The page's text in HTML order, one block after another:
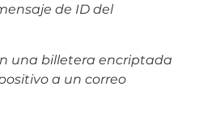
de ID del
una billetera encriptada
a un correo